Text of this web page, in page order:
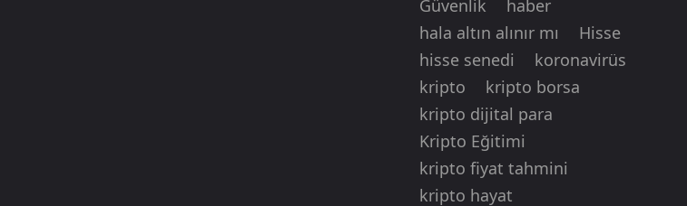
Güvenlik
haber
hala altın alınır mı
Hisse
hisse senedi
koronavirüs
kripto
kripto borsa
kripto dijital para
Kripto Eğitimi
kripto fiyat tahmini
kripto hayat